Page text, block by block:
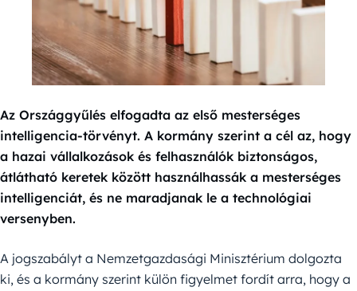
Az Országgyűlés elfogadta az első mesterséges
intelligencia-törvényt. A kormány szerint a cél az, hogy
a hazai vállalkozások és felhasználók biztonságos,
átlátható keretek között használhassák a mesterséges
intelligenciát, és ne maradjanak le a technológiai
versenyben.
A jogszabályt a Nemzetgazdasági Minisztérium dolgozta
ki, és a kormány szerint külön figyelmet fordít arra, hogy a